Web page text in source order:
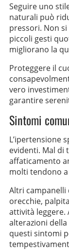
Seguire uno
naturali può
pressori. Non
piccoli gesti
migliorano la
Proteggere il
vero
garantire
Sintomi
L’ipertensione
evidenti. Mal di
affaticamento
molti tendono
Altri campanelli
orecchie,
attività leggere.
alterazioni
questi sintomi